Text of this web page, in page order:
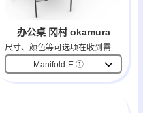
办公桌 冈村 okamura
Manifold-E ①